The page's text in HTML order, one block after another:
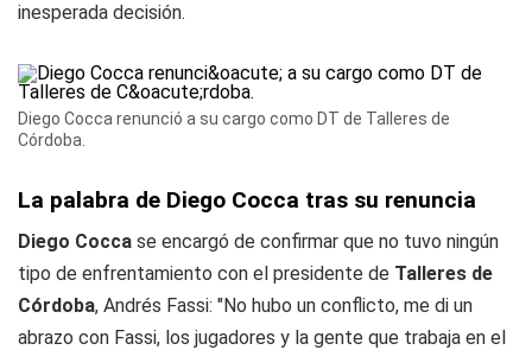
inesperada decisión.
Diego Cocca renunció a su cargo como DT de Talleres de
Córdoba.
La palabra de Diego Cocca tras su renuncia
Diego Cocca se encargó de confirmar que no tuvo ningún
tipo de enfrentamiento con el presidente de Talleres de
Córdoba, Andrés Fassi: "No hubo un conflicto, me di un
abrazo con Fassi, los jugadores y la gente que trabaja en el